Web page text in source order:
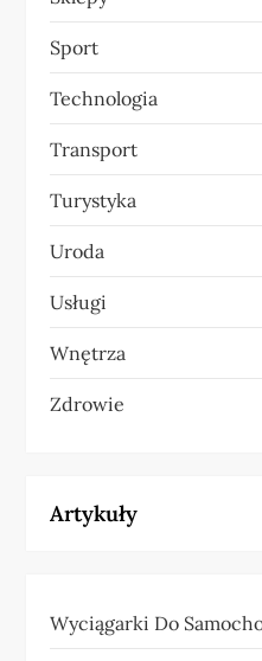
Sport
Technologia
Transport
Turystyka
Uroda
Usługi
Wnętrza
Zdrowie
Artykuły
Wyciągarki Do